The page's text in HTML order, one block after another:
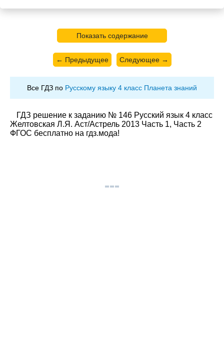
Показать содержание
← Предыдущее Следующее →
Все ГДЗ по Русскому языку 4 класс Планета знаний
ГДЗ решение к заданию № 146 Русский язык 4 класс
Желтовская Л.Я. Аст/Астрель 2013 Часть 1, Часть 2
ФГОС бесплатно на гдз.мода!